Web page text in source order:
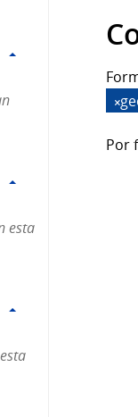
esta
Por